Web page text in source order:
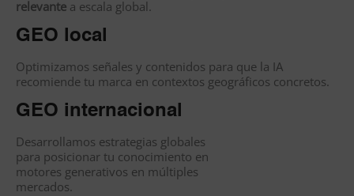
relevante a escala global.
GEO local
Optimizamos señales y contenidos para que la IA
recomiende tu marca en contextos geográficos concretos.
GEO internacional
Desarrollamos estrategias globales
para posicionar tu conocimiento en
motores generativos en múltiples
mercados.